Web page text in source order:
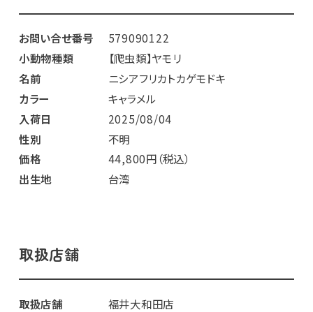
お問い合せ番号
579090122
小動物種類
【爬虫類】ヤモリ
名前
ニシアフリカトカゲモドキ
カラー
キャラメル
入荷日
2025/08/04
性別
不明
価格
44,800円（税込）
出生地
台湾
取扱店舗
取扱店舗
福井大和田店